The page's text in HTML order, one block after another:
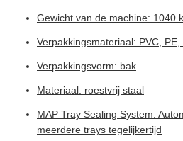
Gewicht van de machine: 1040
Verpakkingsmateriaal: PVC, PE,
Verpakkingsvorm: bak
Materiaal: roestvrij staal
MAP Tray Sealing System:
meerdere trays tegelijkertijd